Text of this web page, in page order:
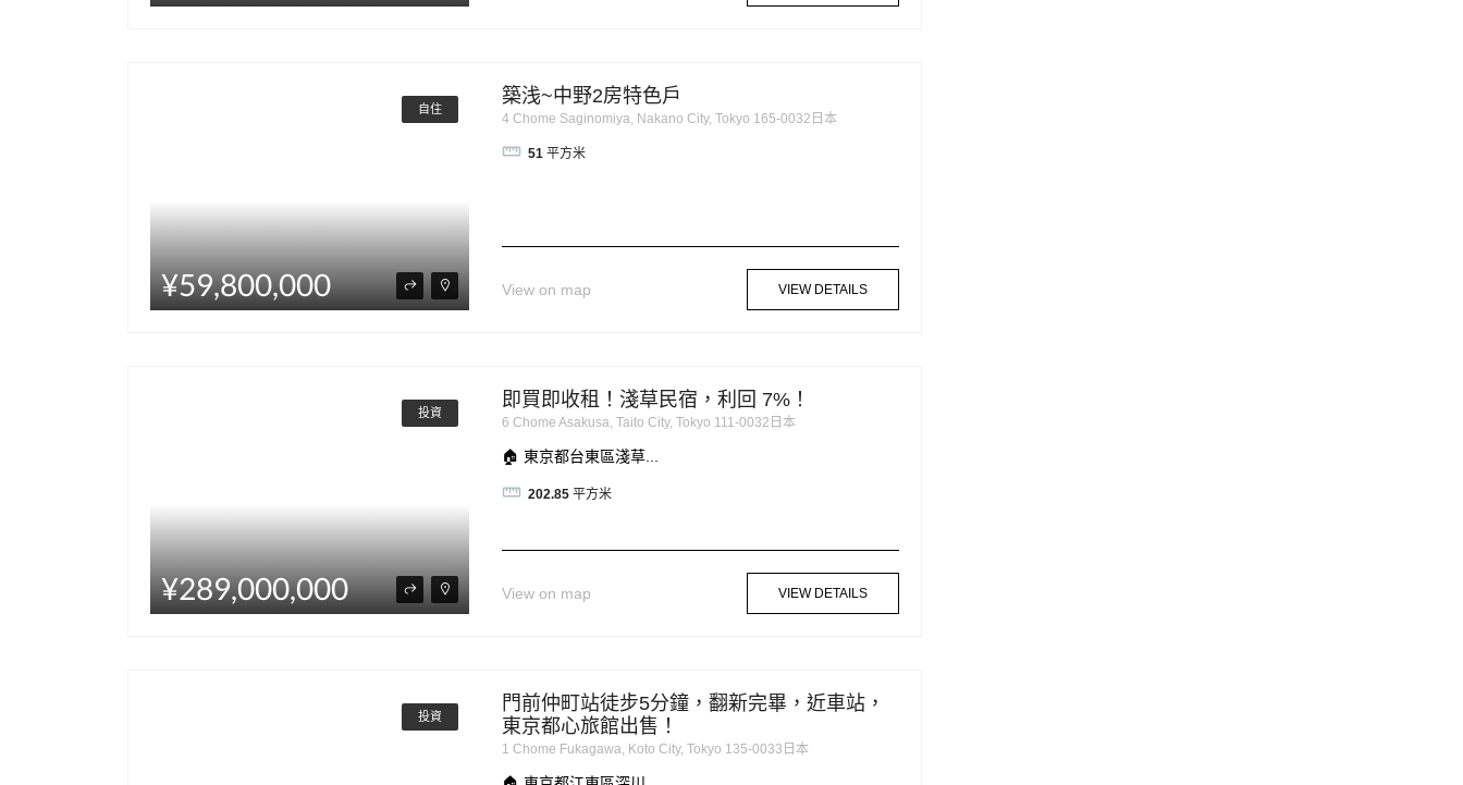
自住
¥59,800,000
築浅~中野2房特色戶
4 Chome Saginomiya, Nakano City, Tokyo 165-0032日本
51 平方米
View on map VIEW DETAILS
投資
¥289,000,000
即買即收租！淺草民宿，利回 7%！
6 Chome Asakusa, Taito City, Tokyo 111-0032日本
🏠 東京都台東區淺草...
202.85 平方米
View on map VIEW DETAILS
投資
門前仲町站徒步5分鐘，翻新完畢，近車站，
東京都心旅館出售！
1 Chome Fukagawa, Koto City, Tokyo 135-0033日本